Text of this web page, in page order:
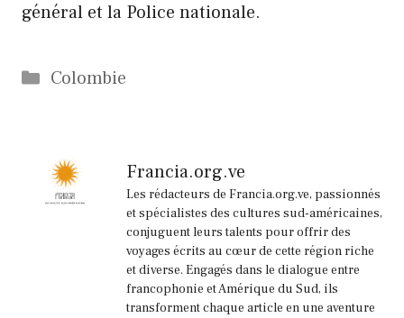
général et la Police nationale.
Catégories
Colombie
Francia.org.ve
Les rédacteurs de Francia.org.ve, passionnés
et spécialistes des cultures sud-américaines,
conjuguent leurs talents pour offrir des
voyages écrits au cœur de cette région riche
et diverse. Engagés dans le dialogue entre
francophonie et Amérique du Sud, ils
transforment chaque article en une aventure